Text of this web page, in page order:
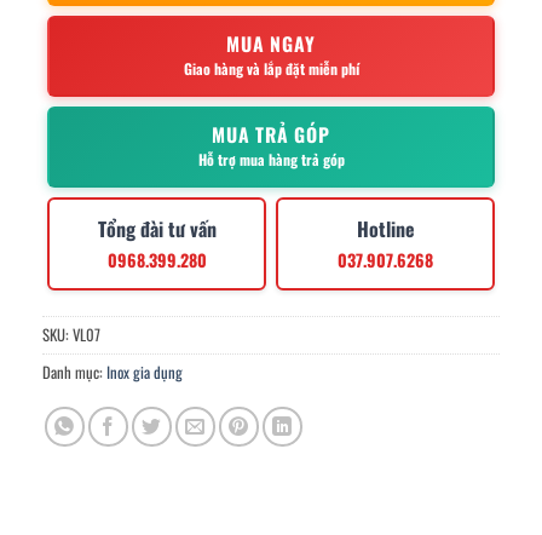
MUA NGAY
Giao hàng và lắp đặt miễn phí
MUA TRẢ GÓP
Hỗ trợ mua hàng trả góp
Tổng đài tư vấn
0968.399.280
Hotline
037.907.6268
SKU: VL07
Danh mục: Inox gia dụng